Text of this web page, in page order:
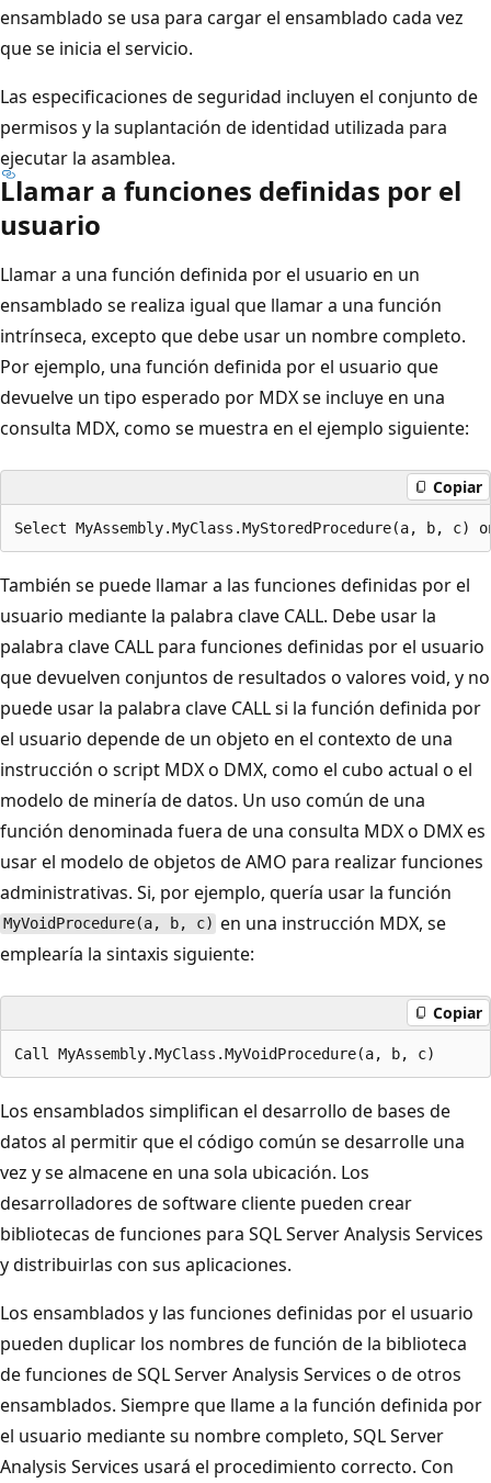
ensamblado se usa para cargar el ensamblado cada vez
que se inicia el servicio.
Las especificaciones de seguridad incluyen el conjunto de
permisos y la suplantación de identidad utilizada para
ejecutar la asamblea.
Llamar a funciones definidas por el
usuario
Llamar a una función definida por el usuario en un
ensamblado se realiza igual que llamar a una función
intrínseca, excepto que debe usar un nombre completo.
Por ejemplo, una función definida por el usuario que
devuelve un tipo esperado por MDX se incluye en una
consulta MDX, como se muestra en el ejemplo siguiente:
Copiar
También se puede llamar a las funciones definidas por el
usuario mediante la palabra clave CALL. Debe usar la
palabra clave CALL para funciones definidas por el usuario
que devuelven conjuntos de resultados o valores void, y no
puede usar la palabra clave CALL si la función definida por
el usuario depende de un objeto en el contexto de una
instrucción o script MDX o DMX, como el cubo actual o el
modelo de minería de datos. Un uso común de una
función denominada fuera de una consulta MDX o DMX es
usar el modelo de objetos de AMO para realizar funciones
administrativas. Si, por ejemplo, quería usar la función
MyVoidProcedure(a, b, c) en una instrucción MDX, se
emplearía la sintaxis siguiente:
Copiar
Los ensamblados simplifican el desarrollo de bases de
datos al permitir que el código común se desarrolle una
vez y se almacene en una sola ubicación. Los
desarrolladores de software cliente pueden crear
bibliotecas de funciones para SQL Server Analysis Services
y distribuirlas con sus aplicaciones.
Los ensamblados y las funciones definidas por el usuario
pueden duplicar los nombres de función de la biblioteca
de funciones de SQL Server Analysis Services o de otros
ensamblados. Siempre que llame a la función definida por
el usuario mediante su nombre completo, SQL Server
Analysis Services usará el procedimiento correcto. Con